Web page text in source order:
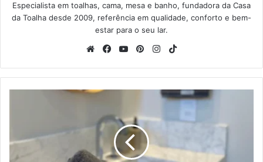
Especialista em toalhas, cama, mesa e banho, fundadora da Casa
da Toalha desde 2009, referência em qualidade, conforto e bem-
estar para o seu lar.
WebsiteFacebook
YouTubePinterestInstagram
toalha
de